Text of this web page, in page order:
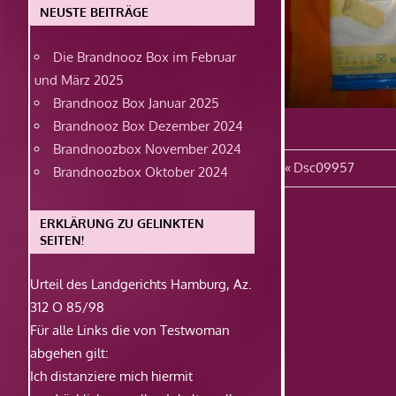
Vorheriger
Beitrag:
Dsc09957
NEUSTE BEITRÄGE
Die Brandnooz Box im Februar
und März 2025
Brandnooz Box Januar 2025
Brandnooz Box Dezember 2024
Brandnoozbox November 2024
Brandnoozbox Oktober 2024
ERKLÄRUNG ZU GELINKTEN
SEITEN!
Urteil des Landgerichts Hamburg, Az.
312 O 85/98
Für alle Links die von Testwoman
abgehen gilt:
Ich distanziere mich hiermit